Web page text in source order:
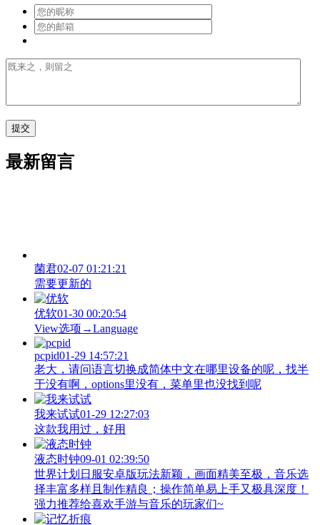
最新留言
菌君02-07 01:21:21
需要更新的
优软01-30 00:20:54
View‌选项→Language
pcpid01-29 14:57:21
老大，请问语言切换成简体中文在哪里设备的呢，找半
于没有啊，options里没有，菜单里也没找到呢
我来试试01-29 12:27:03
这款我用过，好用
液态时钟09-01 02:39:50
世界计划日服安卓版玩法新颖，画面精美至极，音乐选
择丰富多样且制作精良；操作简单易上手又极具深度！
强力推荐给喜欢手游与音乐的玩家们~